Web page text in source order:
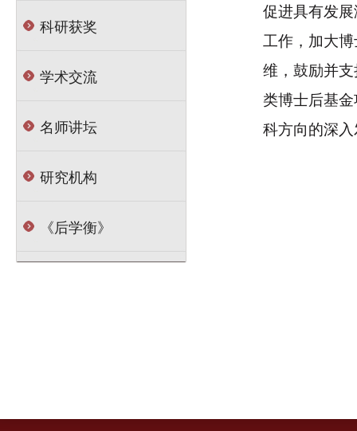
科研获奖
学术交流
名师讲坛
研究机构
《后学衡》
促进具有发
工作，加大
维，鼓励并
类博士后基
科方向的深